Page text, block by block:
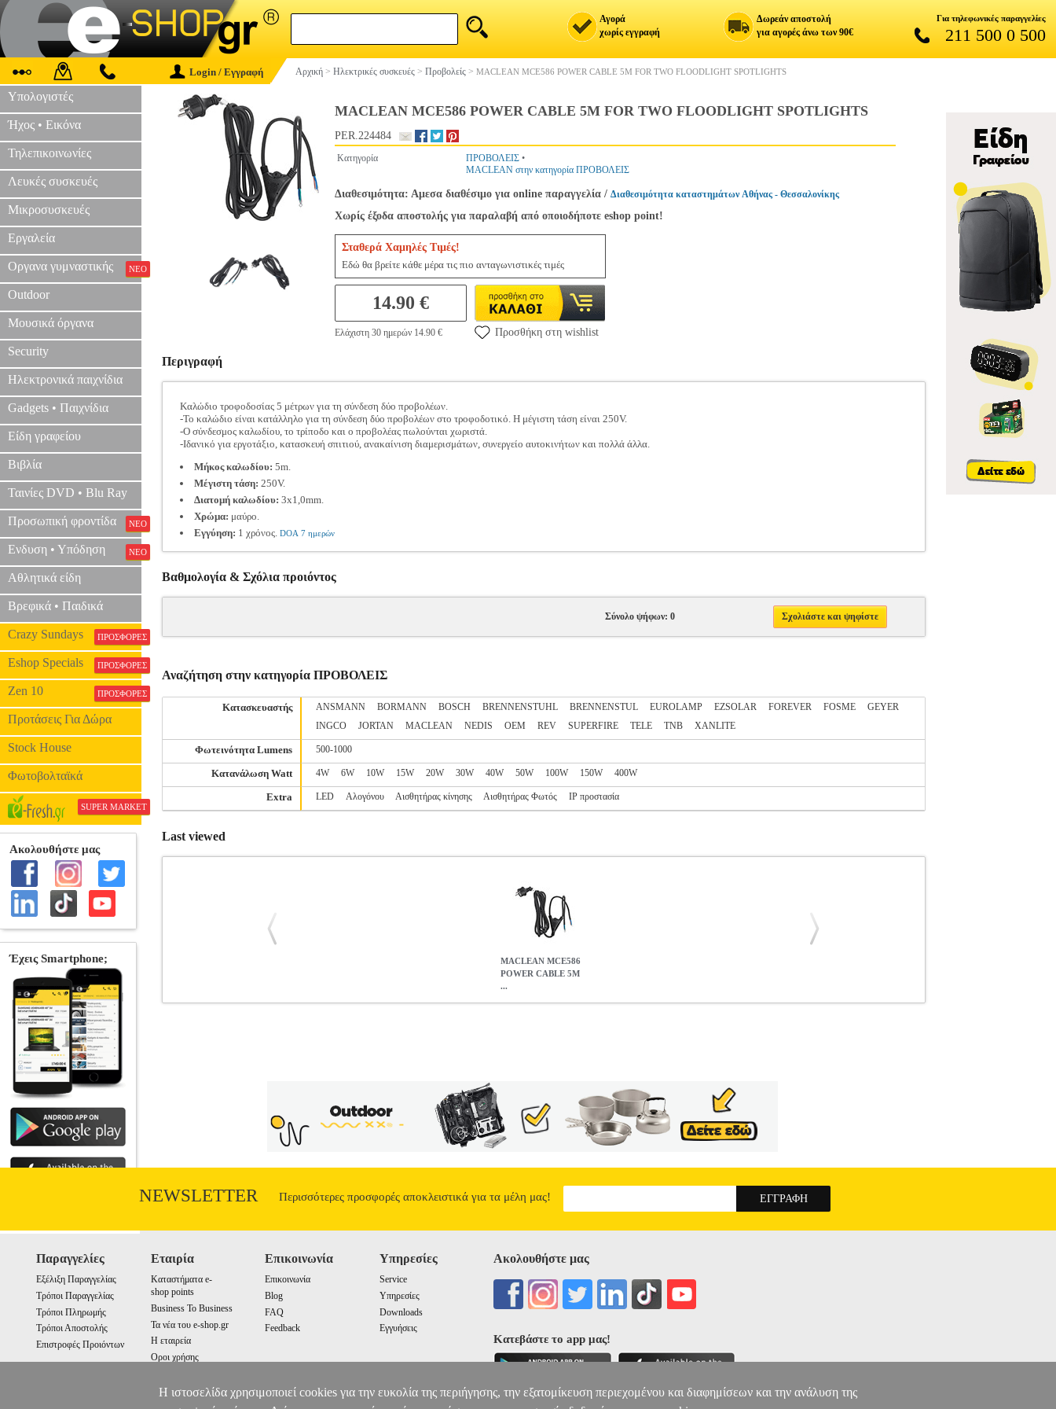
Αγορά
χωρίς εγγραφή
Δωρεάν αποστολή
για αγορές άνω των 90€
Για τηλεφωνικές παραγγελίες
211 500 0 500
Login / Εγγραφή Αρχική > Ηλεκτρικές συσκευές > Προβολείς > MACLEAN MCE586 POWER CABLE 5M FOR TWO FLOODLIGHT SPOTLIGHTS
Υπολογιστές
Ήχος • Εικόνα
Τηλεπικοινωνίες
Λευκές συσκευές
Μικροσυσκευές
Εργαλεία
Οργανα γυμναστικής ΝΕΟ
Outdoor
Μουσικά όργανα
Security
Ηλεκτρονικά παιχνίδια
Gadgets • Παιχνίδια
Είδη γραφείου
Βιβλία
Ταινίες DVD • Blu Ray
Προσωπική φροντίδα ΝΕΟ
Ενδυση • Υπόδηση ΝΕΟ
Αθλητικά είδη
Βρεφικά • Παιδικά
Crazy Sundays ΠΡΟΣΦΟΡΕΣ
Eshop Specials ΠΡΟΣΦΟΡΕΣ
Zen 10 ΠΡΟΣΦΟΡΕΣ
Προτάσεις Για Δώρα
Stock House
Φωτοβολταϊκά
SUPER MARKET
MACLEAN MCE586 POWER CABLE 5M FOR TWO FLOODLIGHT SPOTLIGHTS
PER.224484
Κατηγορία ΠΡΟΒΟΛΕΙΣ •
MACLEAN στην κατηγορία ΠΡΟΒΟΛΕΙΣ
Διαθεσιμότητα: Αμεσα διαθέσιμο για online παραγγελία / Διαθεσιμότητα καταστημάτων Αθήνας - Θεσσαλονίκης
Χωρίς έξοδα αποστολής για παραλαβή από οποιοδήποτε eshop point!
Σταθερά Χαμηλές Τιμές!
Εδώ θα βρείτε κάθε μέρα τις πιο ανταγωνιστικές τιμές
14.90 €
Ελάχιστη 30 ημερών 14.90 € Προσθήκη στη wishlist
Περιγραφή
Καλώδιο τροφοδοσίας 5 μέτρων για τη σύνδεση δύο προβολέων.
-Το καλώδιο είναι κατάλληλο για τη σύνδεση δύο προβολέων στο τροφοδοτικό. Η μέγιστη τάση είναι 250V.
-Ο σύνδεσμος καλωδίου, το τρίποδο και ο προβολέας πωλούνται χωριστά.
-Ιδανικό για εργοτάξιο, κατασκευή σπιτιού, ανακαίνιση διαμερισμάτων, συνεργείο αυτοκινήτων και πολλά άλλα.
Μήκος καλωδίου: 5m.
Μέγιστη τάση: 250V.
Διατομή καλωδίου: 3x1,0mm.
Χρώμα: μαύρο.
Εγγύηση: 1 χρόνoς. DOA 7 ημερών
Βαθμολογία & Σχόλια προιόντος
Σύνολο ψήφων: 0 Σχολιάστε και ψηφίστε
Αναζήτηση στην κατηγορία ΠΡΟΒΟΛΕΙΣ
Κατασκευαστής ANSMANN BORMANN BOSCH BRENNENSTUHL BRENNENSTUL EUROLAMP EZSOLAR FOREVER FOSME
GEYER
INGCO
JORTAN MACLEAN NEDIS OEM REV SUPERFIRE TELE TNB XANLITE
Φωτεινότητα Lumens 500-1000
Κατανάλωση Watt 4W 6W 10W 15W 20W 30W 40W 50W 100W 150W 400W
Extra LED Αλογόνου Αισθητήρας κίνησης Αισθητήρας Φωτός IP προστασία
Last viewed
MACLEAN MCE586
POWER CABLE 5M
...
FLOODLIGHT SPOTLIGHTS
NEWSLETTER Περισσότερες προσφορές αποκλειστικά για τα μέλη μας!
Παραγγελίες
Εξέλιξη Παραγγελίας
Τρόποι Παραγγελίας
Τρόποι Πληρωμής
Τρόποι Αποστολής
Επιστροφές Προιόντων
Εταιρία
Καταστήματα e-
shop points
Business To Business
Τα νέα του e-shop.gr
Η εταιρεία
Οροι χρήσης
Επικοινωνία
Επικοινωνία
Blog
FAQ
Feedback
Υπηρεσίες
Service
Υπηρεσίες
Downloads
Εγγυήσεις
Ακολουθήστε μας
Κατεβάστε το app μας!
Η ιστοσελίδα χρησιμοποιεί cookies για την ευκολία της περιήγησης, την εξατομίκευση περιεχομένου και διαφημίσεων και την ανάλυση της